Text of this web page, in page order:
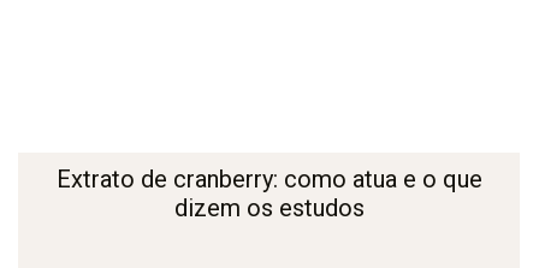
Extrato de cranberry: como atua e o que
dizem os estudos